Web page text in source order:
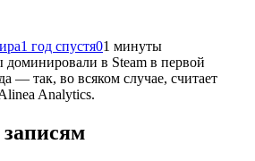
1 год спустя01 минуты
в Steam в первой
— так, во всяком случае, считает
Analytics.